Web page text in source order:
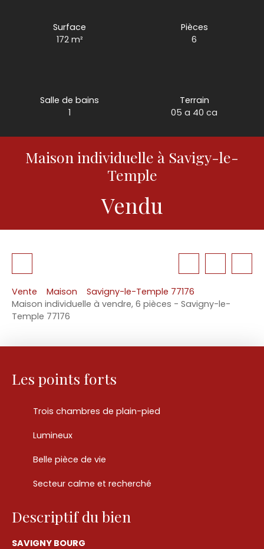
Surface
172 m²
Pièces
6
Salle de bains
1
Terrain
05 a 40 ca
Maison individuelle à Savigy-le-
Temple
Vendu
Vente Maison
Savigny-le-Temple 77176
Maison individuelle à vendre, 6 pièces - Savigny-le-
Temple 77176
Les points forts
Trois chambres de plain-pied
Lumineux
Belle pièce de vie
Secteur calme et recherché
Descriptif du bien
SAVIGNY BOURG